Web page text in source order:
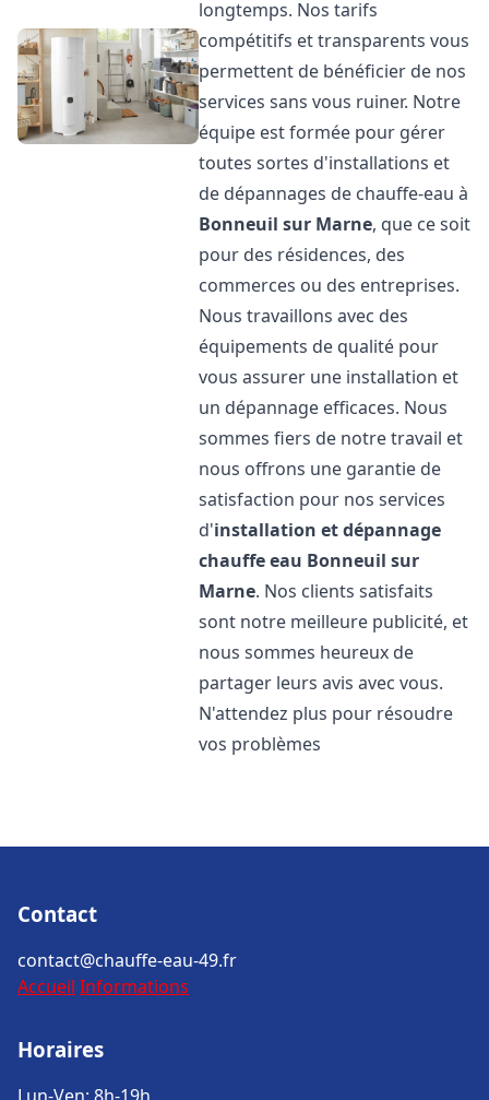
longtemps. Nos tarifs
compétitifs et transparents vous
permettent de bénéficier de nos
services sans vous ruiner. Notre
équipe est formée pour gérer
toutes sortes d'installations et
de dépannages de chauffe-eau à
Bonneuil sur Marne, que ce soit
pour des résidences, des
commerces ou des entreprises.
Nous travaillons avec des
équipements de qualité pour
vous assurer une installation et
un dépannage efficaces. Nous
sommes fiers de notre travail et
nous offrons une garantie de
satisfaction pour nos services
d'installation et dépannage
chauffe eau Bonneuil sur
Marne. Nos clients satisfaits
sont notre meilleure publicité, et
nous sommes heureux de
partager leurs avis avec vous.
N'attendez plus pour résoudre
vos problèmes
Contact
contact@chauffe-eau-49.fr
Accueil Informations
Horaires